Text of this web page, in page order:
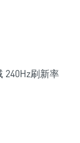
240Hz刷新率